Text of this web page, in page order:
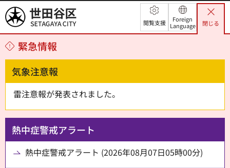
世田谷区 閲覧支援
Foreign
Language
閉じる
緊急情報
気象注意報
雷注意報が発表されました。
熱中症警戒アラート
熱中症警戒アラート (2026年08月07日05時00分)